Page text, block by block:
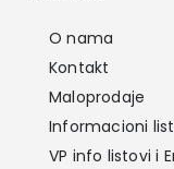
O nama
Kontakt
Maloprodaje
Informacioni
VP info listovi i